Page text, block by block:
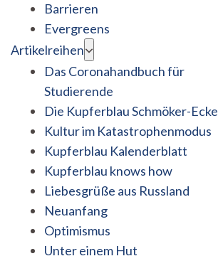
Barrieren
Evergreens
Artikelreihen
Das Coronahandbuch für
Studierende
Die Kupferblau Schmöker-Ecke
Kultur im Katastrophenmodus
Kupferblau Kalenderblatt
Kupferblau knows how
Liebesgrüße aus Russland
Neuanfang
Optimismus
Unter einem Hut